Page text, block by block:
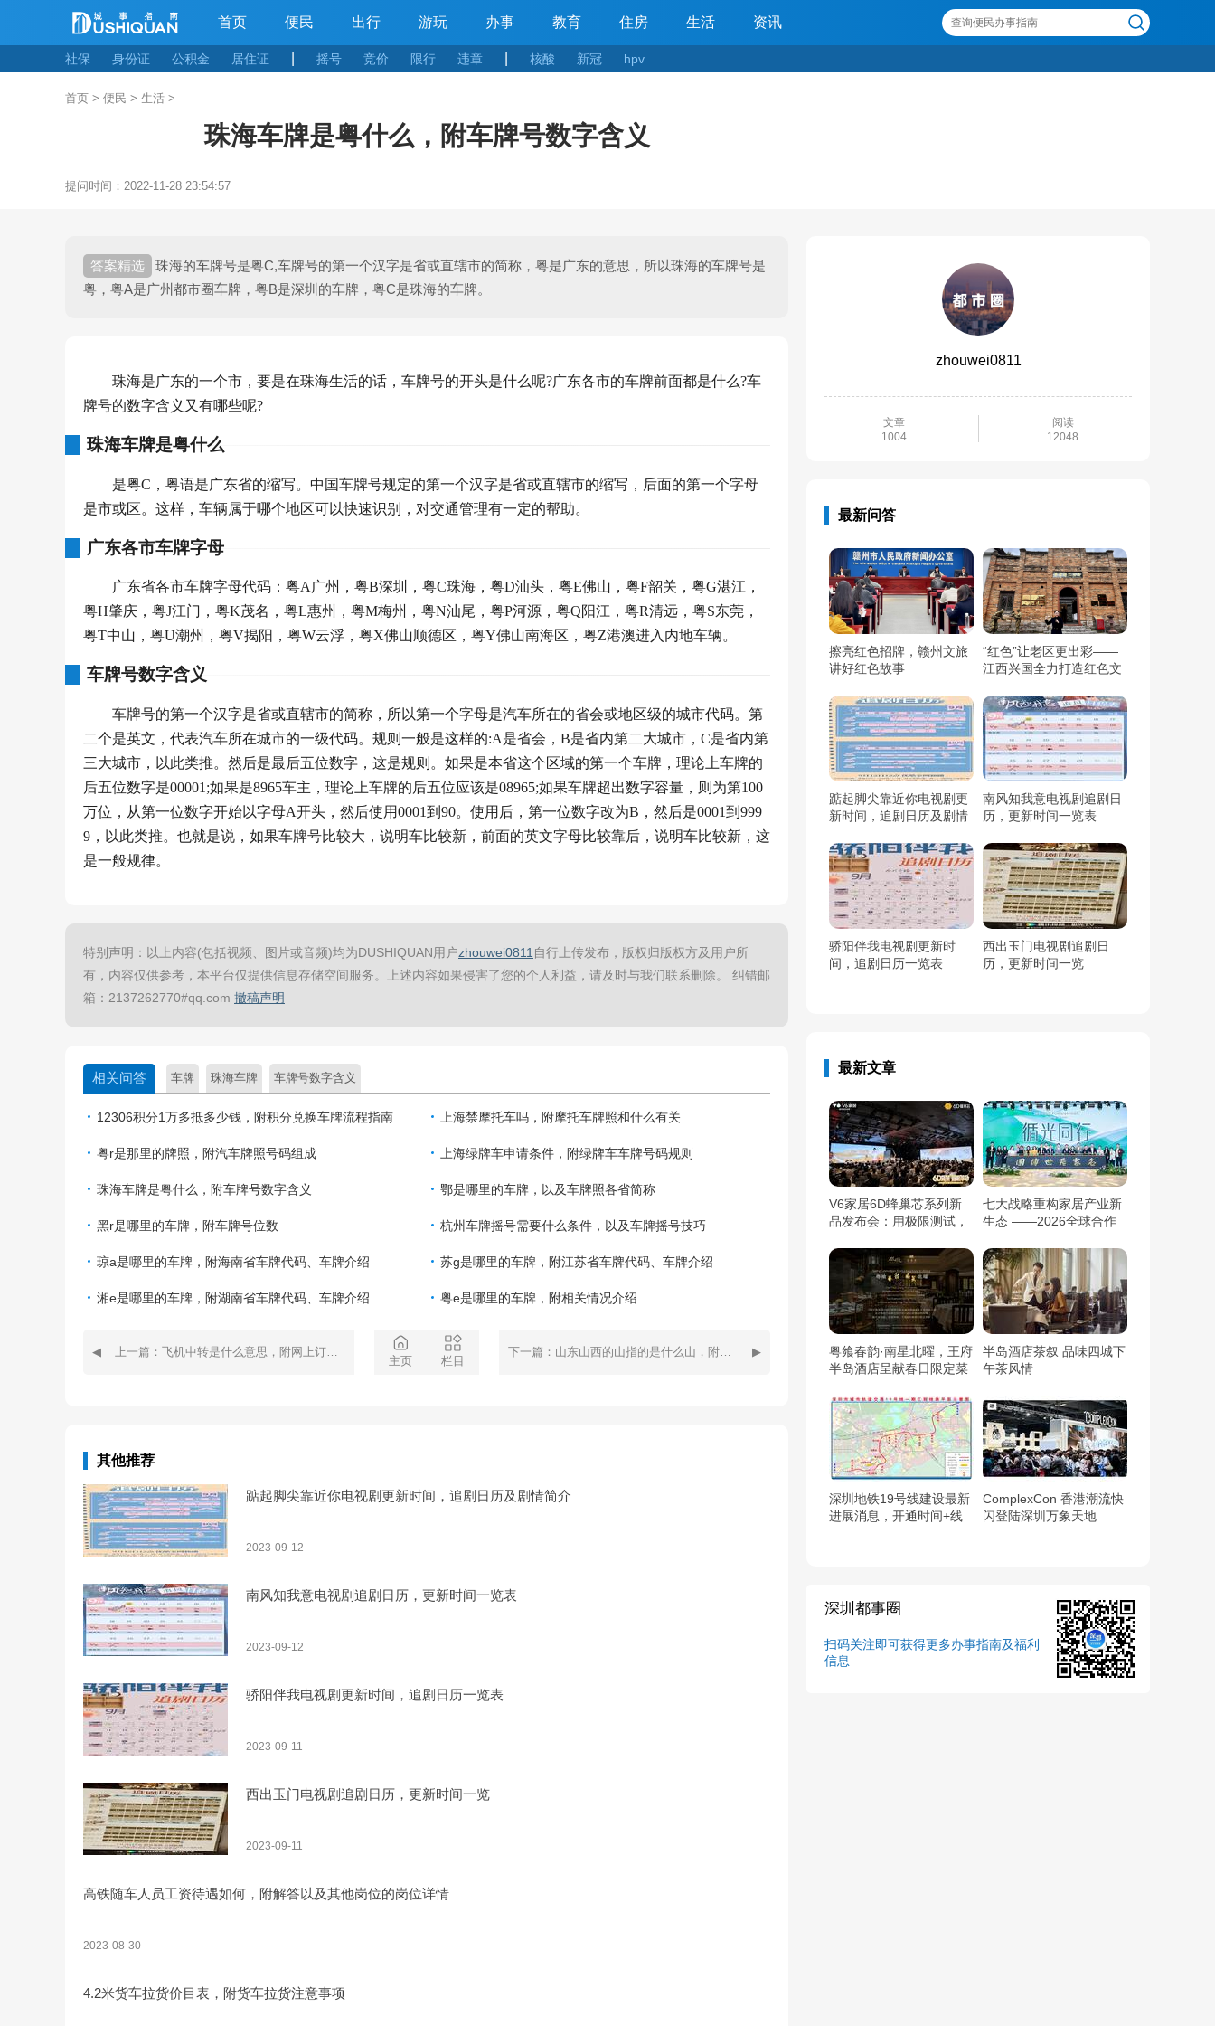
首页 便民 出行 游玩 办事 教育 住房 生活 资讯
社保 身份证 公积金 居住证 摇号 竞价 限行 违章 核酸 新冠 hpv
首页 > 便民 > 生活 >
珠海车牌是粤什么，附车牌号数字含义
提问时间： 2022-11-28 23:54:57
珠海的车牌号是粤C,车牌号的第一个汉字是省或直辖市的简称，粤是广东的意思，所以珠海的车牌号是
粤，粤A是广州都市圈车牌，粤B是深圳的车牌，粤C是珠海的车牌。
珠海是广东的一个市，要是在珠海生活的话，车牌号的开头是什么呢?广东各市的车牌前面都是什么?车
牌号的数字含义又有哪些呢?
珠海车牌是粤什么
是粤C，粤语是广东省的缩写。中国车牌号规定的第一个汉字是省或直辖市的缩写，后面的第一个字母
是市或区。这样，车辆属于哪个地区可以快速识别，对交通管理有一定的帮助。
广东各市车牌字母
广东省各市车牌字母代码：粤A广州，粤B深圳，粤C珠海，粤D汕头，粤E佛山，粤F韶关，粤G湛江，
粤H肇庆，粤J江门，粤K茂名，粤L惠州，粤M梅州，粤N汕尾，粤P河源，粤Q阳江，粤R清远，粤S东莞，
粤T中山，粤U潮州，粤V揭阳，粤W云浮，粤X佛山顺德区，粤Y佛山南海区，粤Z港澳进入内地车辆。
车牌号数字含义
车牌号的第一个汉字是省或直辖市的简称，所以第一个字母是汽车所在的省会或地区级的城市代码。第
二个是英文，代表汽车所在城市的一级代码。规则一般是这样的:A是省会，B是省内第二大城市，C是省内第
三大城市，以此类推。然后是最后五位数字，这是规则。如果是本省这个区域的第一个车牌，理论上车牌的
后五位数字是00001;如果是8965车主，理论上车牌的后五位应该是08965;如果车牌超出数字容量，则为第100
万位，从第一位数字开始以字母A开头，然后使用0001到90。使用后，第一位数字改为B，然后是0001到999
9，以此类推。也就是说，如果车牌号比较大，说明车比较新，前面的英文字母比较靠后，说明车比较新，这
是一般规律。
特别声明：以上内容(包括视频、图片或音频)均为DUSHIQUAN用户zhouwei0811 自行上传发布，版权归版权方及用户所
有，内容仅供参考，本平台仅提供信息存储空间服务。上述内容如果侵害了您的个人利益，请及时与我们联系删除。 纠错邮
箱：2137262770#qq.com 撤稿声明
相关问答 车牌 珠海车牌 车牌号数字含义
12306积分1万多抵多少钱，附积分兑换车牌流程指南 上海禁摩托车吗，附摩托车牌照和什么有关
粤r是那里的牌照，附汽车牌照号码组成 上海绿牌车申请条件，附绿牌车车牌号码规则
珠海车牌是粤什么，附车牌号数字含义 鄂是哪里的车牌，以及车牌照各省简称
黑r是哪里的车牌，附车牌号位数 杭州车牌摇号需要什么条件，以及车牌摇号技巧
琼a是哪里的车牌，附海南省车牌代码、车牌介绍 苏g是哪里的车牌，附江苏省车牌代码、车牌介绍
湘e是哪里的车牌，附湖南省车牌代码、车牌介绍 粤e是哪里的车牌，附相关情况介绍
上一篇：飞机中转是什么意思，附网上订机票的流程
主页 栏目
下一篇：山东山西的山指的是什么山，附山东景点推荐
其他推荐
踮起脚尖靠近你电视剧更新时间，追剧日历及剧情简介
2023-09-12
南风知我意电视剧追剧日历，更新时间一览表
2023-09-12
骄阳伴我电视剧更新时间，追剧日历一览表
2023-09-11
西出玉门电视剧追剧日历，更新时间一览
2023-09-11
高铁随车人员工资待遇如何，附解答以及其他岗位的岗位详情
2023-08-30
4.2米货车拉货价目表，附货车拉货注意事项
zhouwei0811
文章
1004
阅读
12048
最新问答
擦亮红色招牌，赣州文旅
讲好红色故事
“红色”让老区更出彩——
江西兴国全力打造红色文
踮起脚尖靠近你电视剧更
新时间，追剧日历及剧情
南风知我意电视剧追剧日
历，更新时间一览表
骄阳伴我电视剧更新时
间，追剧日历一览表
西出玉门电视剧追剧日
历，更新时间一览
最新文章
V6家居6D蜂巢芯系列新
品发布会：用极限测试，
眠
七大战略重构家居产业新
生态 ——2026全球合作
粤飨春韵·南星北曜，王府
半岛酒店呈献春日限定菜
半岛酒店茶叙 品味四城下
午茶风情
深圳地铁19号线建设最新
进展消息，开通时间+线
ComplexCon 香港潮流快
闪登陆深圳万象天地
深圳都事圈
扫码关注即可获得更多办事指南及福利
信息